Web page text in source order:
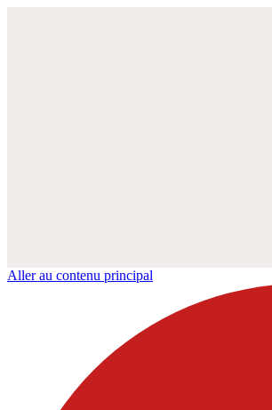
Aller au contenu principal